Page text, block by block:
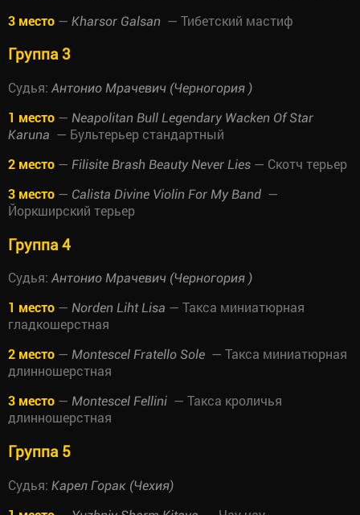
3 место — Kharsor Galsan — Тибетский мастиф
Группа 3
Судья: Антонио Мрачевич (Черногория )
1 место — Neapolitan Bull Legendary Wacken Of Star
Karuna — Бультерьер стандартный
2 место — Filisite Brash Beauty Never Lies — Скотч терьер
3 место — Calista Divine Violin For My Band —
Йоркширский терьер
Группа 4
Судья: Антонио Мрачевич (Черногория )
1 место — Norden Liht Lisa — Такса миниатюрная
гладкошерстная
2 место — Montescel Fratello Sole — Такса миниатюрная
длинношерстная
3 место — Montescel Fellini — Такса кроличья
длинношерстная
Группа 5
Судья: Карел Горак (Чехия)